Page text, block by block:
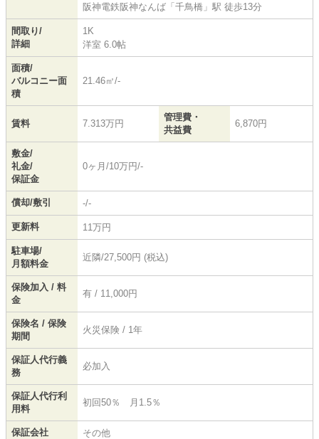
阪神電鉄阪神なんば 「 千鳥橋 」駅 徒歩13分
間取り/
詳細
1K
洋室 6.0帖
面積/
バルコニー面
積
21.46㎡/-
賃料 7.313万円
管理費・
共益費
6,870円
敷金/
礼金/
保証金
0ヶ月/10万円/-
償却/敷引 -/-
更新料 11万円
駐車場/
月額料金
近隣/27,500円 (税込)
保険加入 / 料
金
有 / 11,000円
保険名 / 保険
期間
火災保険 / 1年
保証人代行義
務
必加入
保証人代行利
用料
初回50％ 月1.5％
保証会社 その他